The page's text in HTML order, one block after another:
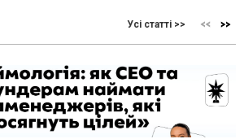
Усі статті >>